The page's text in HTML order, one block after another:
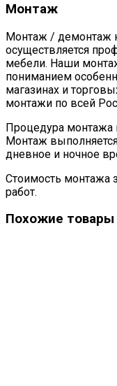
Монтаж
Монтаж / демонтаж
осуществляется
мебели. Наши
пониманием
магазинах и
монтажи по всей
Процедура монтажа
Монтаж
дневное и ночное
Стоимость монтажа
работ.
Похожие товары